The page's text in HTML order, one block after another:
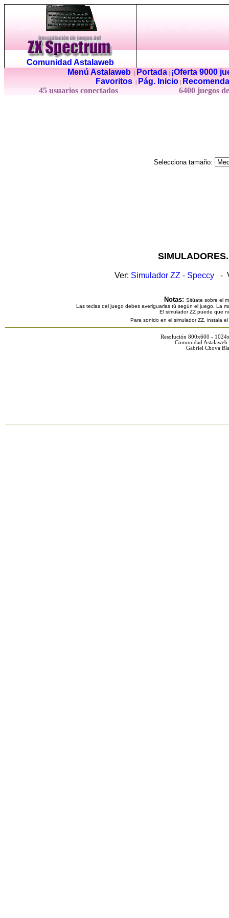
Comunidad Astalaweb
Menú Astalaweb| Portada|
¡Oferta 9000
Favoritos
Pág. Inicio
45 usuarios conectados
6400 juegos
Selecciona tamaño:
Ver: Simulador ZZ - Speccy -
Notas: Sitúate sobre el
Las teclas del juego debes averiguarlas tú según el juego. La
El simulador ZZ puede que
Para sonido en el simulador ZZ, instala
Resolución 800x600 -
Comunidad
Gabriel Chova